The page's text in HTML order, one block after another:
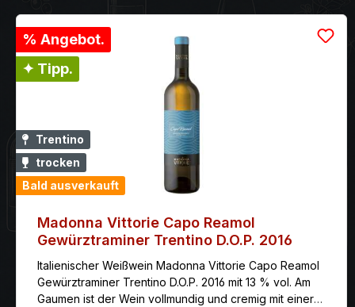
% Angebot.
✦ Tipp.
Trentino
trocken
Bald ausverkauft
Madonna Vittorie Capo Reamol
Gewürztraminer Trentino D.O.P. 2016
Italienischer Weißwein Madonna Vittorie Capo Reamol
Gewürztraminer Trentino D.O.P. 2016 mit 13 % vol. Am
Gaumen ist der Wein vollmundig und cremig mit einer